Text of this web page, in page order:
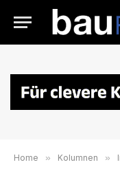
Home » Kolumnen »